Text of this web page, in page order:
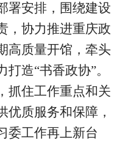
署安排，围绕建设
，协力推进重庆政
高质量开馆，牵头
造“书香政协”。
抓住工作重点和关
优质服务和保障，
委工作再上新台